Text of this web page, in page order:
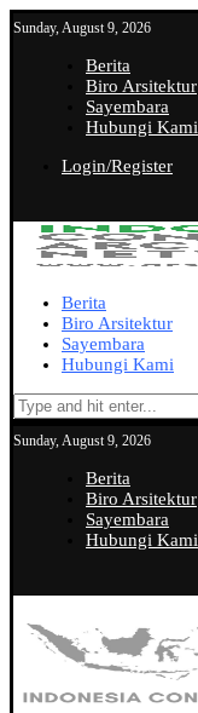
Sunday, August 9, 2026
Berita
Biro Arsitektur
Sayembara
Hubungi Kami
Login/Register
Berita
Biro Arsitektur
Sayembara
Hubungi Kami
Sunday, August 9, 2026
Berita
Biro Arsitektur
Sayembara
Hubungi Kami